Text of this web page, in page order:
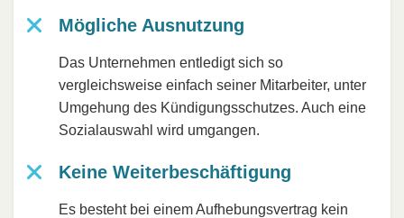
Mögliche Ausnutzung
Das Unternehmen entledigt sich so
vergleichsweise einfach seiner Mitarbeiter, unter
Umgehung des Kündigungsschutzes. Auch eine
Sozialauswahl wird umgangen.
Keine Weiterbeschäftigung
Es besteht bei einem Aufhebungsvertrag kein